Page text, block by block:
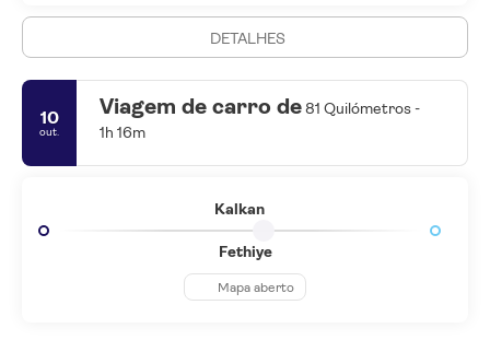
DETALHES
10
out.
Viagem de carro de81 Quilómetros -
1h 16m
Kalkan
Fethiye
Mapa aberto